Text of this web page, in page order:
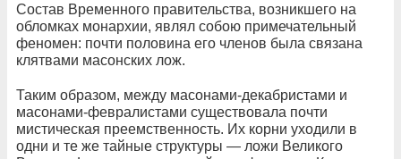
Состав Временного правительства, возникшего на
обломках монархии, являл собою примечательный
феномен: почти половина его членов была связана
клятвами масонских лож.
Таким образом, между масонами-декабристами и
масонами-февралистами существовала почти
мистическая преемственность. Их корни уходили в
одни и те же тайные структуры — ложи Великого